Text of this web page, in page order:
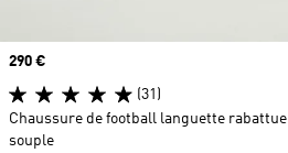
Prix
290 €
(31)
Chaussure de football languette rabattue
souple